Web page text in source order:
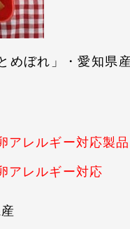
ぼれ」・愛知県産
アレルギー対応製品
アレルギー対応